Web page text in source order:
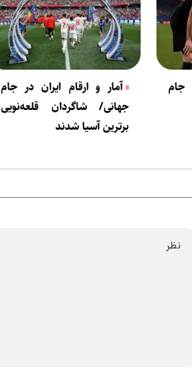
جام
آمار و ارقام ایران در جام
جهانی/ شاگردان قلعه‌نویی
برترین آسیا شدند